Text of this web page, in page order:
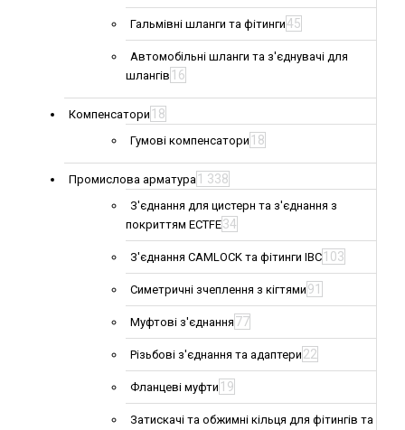
Гальмівні шланги та фітинги45
Автомобільні шланги та з'єднувачі для
шлангів 16
Компенсатори 18
Гумові компенсатори 18
Промислова арматура 1 338
З'єднання для цистерн та з'єднання з
покриттям ECTFE34
З'єднання CAMLOCK та фітинги IBC 103
Симетричні зчеплення з кігтями 91
Муфтові з'єднання 77
Різьбові з'єднання та адаптери 22
Фланцеві муфти 19
Затискачі та обжимні кільця для фітингів та